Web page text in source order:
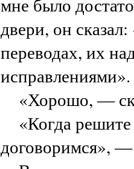
двери, он
переводах, их
исправлениями».
«Хорошо, —
«Когда
договоримся», —